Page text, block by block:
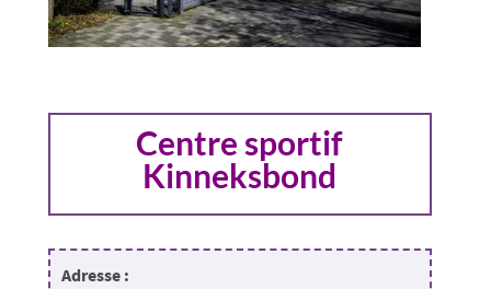
Centre sportif
Kinneksbond
Adresse :